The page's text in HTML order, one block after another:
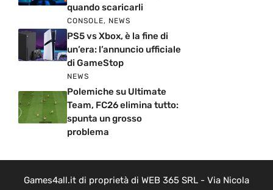
quando scaricarli
CONSOLE, NEWS
PS5 vs Xbox, è la fine di
un’era: l’annuncio ufficiale
di GameStop
NEWS
Polemiche su Ultimate
Team, FC26 elimina tutto:
spunta un grosso
problema
Games4all.it di proprietà di WEB 365 SRL - Via Nicola